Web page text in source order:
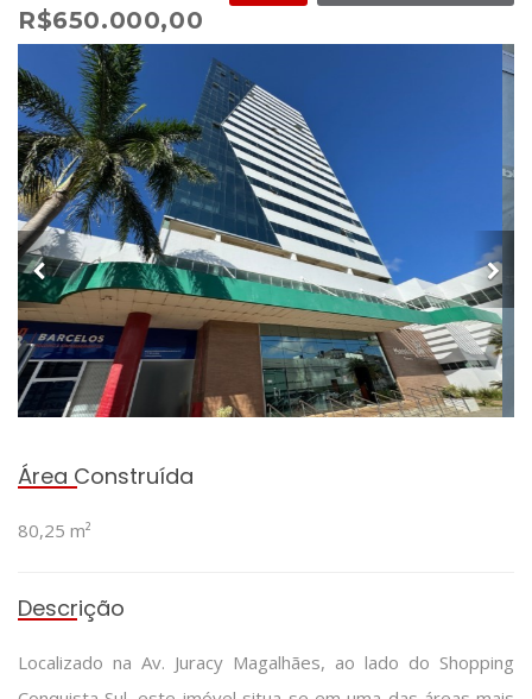
R$650.000,00
Área Construída
80,25 m²
Descrição
Localizado na Av. Juracy Magalhães, ao lado do Shopping